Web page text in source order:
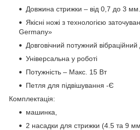
Довжина стрижки – від 0,7 до 3 мм.
Якісні ножі з технологією
Germany»
Довговічний потужний вібраційний
Універсальна у роботі
Потужність – Макс. 15 Вт
Петля для підвішування -Є
Комплектація:
машинка,
2 насадки для стрижки (4.5 та 9